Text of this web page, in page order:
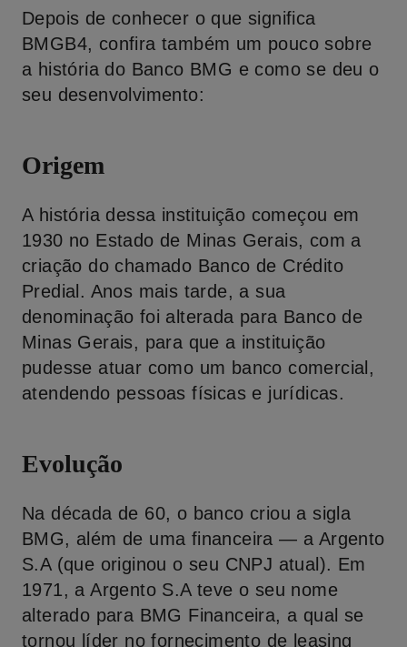
Depois de conhecer o que significa
BMGB4, confira também um pouco sobre
a história do Banco BMG e como se deu o
seu desenvolvimento:
Origem
A história dessa instituição começou em
1930 no Estado de Minas Gerais, com a
criação do chamado Banco de Crédito
Predial. Anos mais tarde, a sua
denominação foi alterada para Banco de
Minas Gerais, para que a instituição
pudesse atuar como um banco comercial,
atendendo pessoas físicas e jurídicas.
Evolução
Na década de 60, o banco criou a sigla
BMG, além de uma financeira — a Argento
S.A (que originou o seu CNPJ atual). Em
1971, a Argento S.A teve o seu nome
alterado para BMG Financeira, a qual se
tornou líder no fornecimento de leasing